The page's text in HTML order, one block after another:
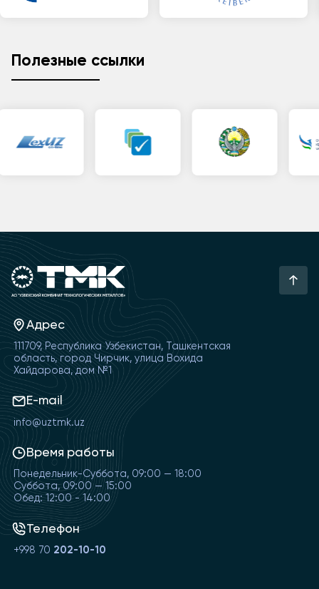
Полезные ссылки
Адрес
111709, Республика Узбекистан, Ташкентская
область, город Чирчик, улица Вохида
Хайдарова, дом №1
E-mail
info@uztmk.uz
Время работы
Понедельник-Суббота, 09:00 — 18:00
Суббота, 09:00 — 15:00
Обед: 12:00 - 14:00
Телефон
+998 70 202-10-10